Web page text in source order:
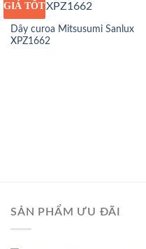
GIÁ SỈ
GIÁ TỐT
Dây curoa Mitsusumi Sanlux
XPZ1662
SẢN PHẨM ƯU ĐÃI